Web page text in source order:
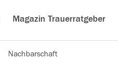
Magazin Trauerratgeber
Nachbarschaft